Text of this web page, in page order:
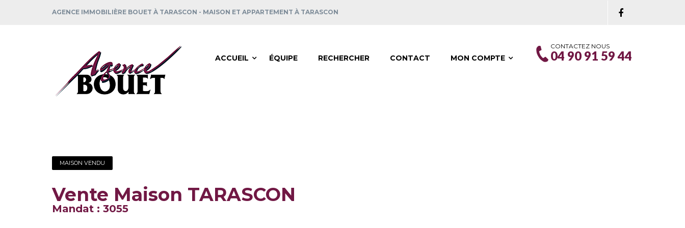
AGENCE IMMOBILIÈRE BOUET À TARASCON - MAISON ET APPARTEMENT À TARASCON
ACCUEIL ÉQUIPE RECHERCHER CONTACT MON COMPTE
CONTACTEZ NOUS
04 90 91 59 44
MAISON VENDU
Vente Maison TARASCON
Mandat : 3055